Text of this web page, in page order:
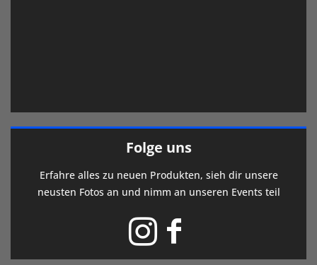
Folge uns
Erfahre alles zu neuen Produkten, sieh dir unsere
neusten Fotos an und nimm an unseren Events teil